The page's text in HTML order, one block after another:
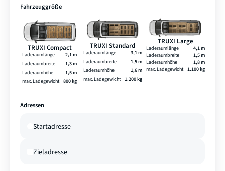
Fahrzeuggröße
TRUXI Compact
Laderaumlänge
2,1 m
Laderaumbreite
1,3 m
Laderaumhöhe
1,5 m
max. Ladegewicht 800 kg
TRUXI Standard
Laderaumlänge
3,1 m
Laderaumbreite
1,5 m
Laderaumhöhe
1,6 m
max. Ladegewicht
1.200 kg
TRUXI Large
Laderaumlänge
4,1 m
Laderaumbreite
1,5 m
Laderaumhöhe
1,8 m
max. Ladegewicht 1.100 kg
Adressen